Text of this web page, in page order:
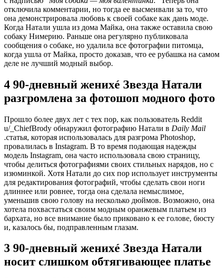
отключила комментарии, но тогда ее высмеивали за то, что
она демонстрировала любовь к своей собаке как дань моде.
Когда Натали ушла из дома Майка, она также оставила свою
собаку Нимерию. Раньше она регулярно публиковала
сообщения о собаке, но удалила все фотографии питомца,
когда ушла от Майка, просто доказав, что ее рубашка на самом
деле не лучший модный выбор.
4 90-дневный женихé Звезда Натали
разгромлена за фотошоп модного фото
Прошло более двух лет с тех пор, как пользователь Reddit
u/_ChiefBrody обнаружил фотографию Натали в Daily Mail
.статья, которая использовалась для разгрома Photoshop,
провалилась в Instagram. В то время подающая надежды
модель Instagram, она часто использовала свою страницу,
чтобы делиться фотографиями своих стильных нарядов, но с
изюминкой. Хотя Натали до сих пор использует инструменты
для редактирования фотографий, чтобы сделать свои ноги
длиннее или ровнее, тогда она сделала немыслимое,
уменьшив свою голову на несколько дюймов. Возможно, она
хотела похвастаться своим модным оранжевым платьем из
бархата, но все внимание было приковано к ее голове, бюсту
и, казалось бы, подправленным глазам.
3 90-дневный женихé Звезда Натали
носит слишком обтягивающее платье